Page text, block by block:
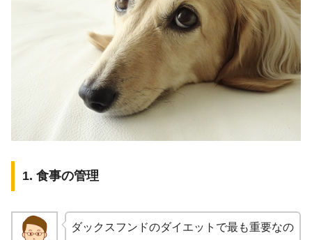
1. 食事の管理
ダックスフンドのダイエットで最も重要なの